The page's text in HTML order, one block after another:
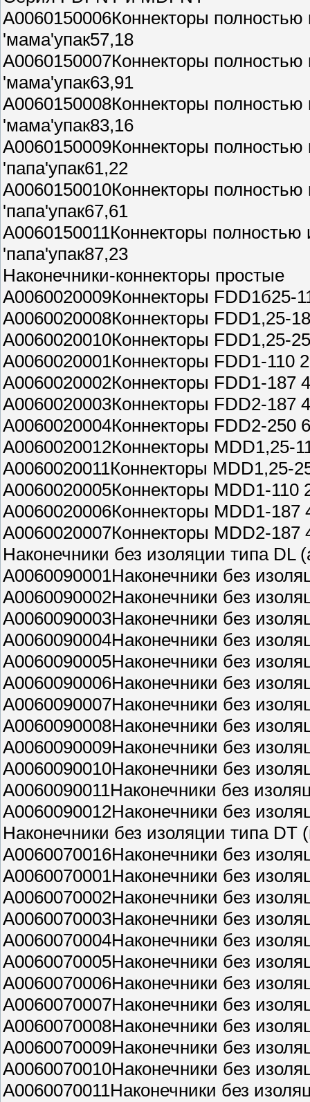
A0060150006Коннекторы
'мама'упак57,18
A0060150007Коннекторы
'мама'упак63,91
A0060150008Коннекторы
'мама'упак83,16
A0060150009Коннекторы
'папа'упак61,22
A0060150010Коннекторы
'папа'упак67,61
A0060150011Коннекторы
'папа'упак87,23
Наконечники-коннекторы простые
A0060020009Коннекторы FDD1б25-
A0060020008Коннекторы FDD1,25-
A0060020010Коннекторы FDD1,25-
A0060020001Коннекторы FDD1-110
A0060020002Коннекторы FDD1-187
A0060020003Коннекторы FDD2-187
A0060020004Коннекторы FDD2-250
A0060020012Коннекторы МDD1,25-
A0060020011Коннекторы МDD1,25-
A0060020005Коннекторы МDD1-110
A0060020006Коннекторы МDD1-187
A0060020007Коннекторы МDD2-187
Наконечники без изоляции типа
A0060090001Наконечники без
A0060090002Наконечники без
A0060090003Наконечники без
A0060090004Наконечники без
A0060090005Наконечники без
A0060090006Наконечники без
A0060090007Наконечники без
A0060090008Наконечники без
A0060090009Наконечники без
A0060090010Наконечники без
A0060090011Наконечники без
A0060090012Наконечники без
Наконечники без изоляции типа DT
A0060070016Наконечники без
A0060070001Наконечники без
A0060070002Наконечники без
A0060070003Наконечники без
A0060070004Наконечники без
A0060070005Наконечники без
A0060070006Наконечники без
A0060070007Наконечники без
A0060070008Наконечники без
A0060070009Наконечники без
A0060070010Наконечники без
A0060070011Наконечники без